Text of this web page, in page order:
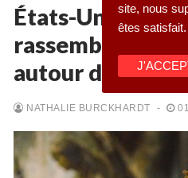
Rechercher
:
Accueil
Pétition
Qu’est-ce que la TFP
États-Unis :
rassemblements
autour du
NATHALIE BURCKHARDT -
site, nous
êtes satisfait.